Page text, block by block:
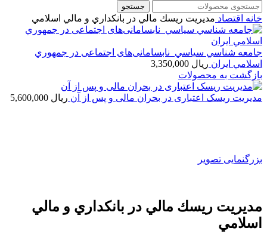
جستجو
خانه اقتصاد مديريت ريسك مالي در بانكداري و مالي اسلامي
جامعه­ شناسي سياسي نابسامانی‌های اجتماعی در جمهوري
اسلامي ايران ریال
بازگشت به محصولات
مدیریت ریسک اعتباری در بحران مالی و پس از آن ریال
بزرگنمایی تصویر
مديريت ريسك مالي در بانكداري و مالي
اسلامي